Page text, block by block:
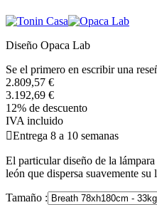
Diseño Opaca Lab
Se el primero en escribir una
2.809,57 €
3.192,69 €
12% de descuento
IVA incluido
Entrega 8 a 10 semanas
El particular diseño de la
león que dispersa suavemente su
Tamaño :